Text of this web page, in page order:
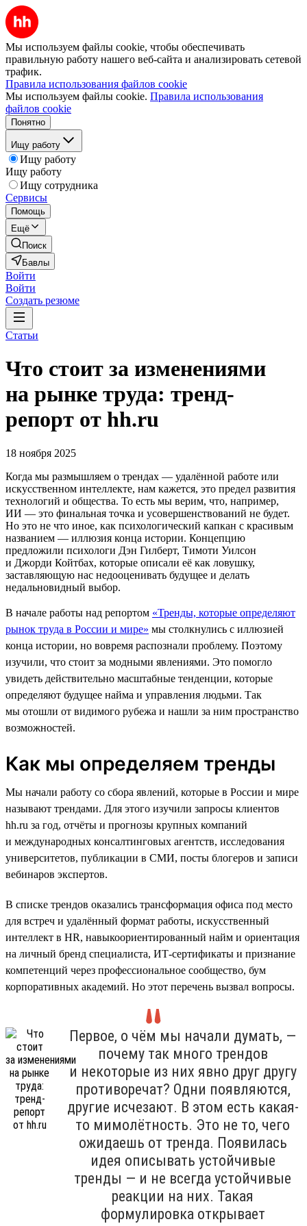
Мы используем файлы cookie, чтобы обеспечивать
правильную работу нашего веб-сайта и анализировать сетевой
трафик.
Правила использования файлов cookie
Мы используем файлы cookie. Правила использования
файлов cookie
Понятно
Ищу работу
Ищу работу
Ищу работу
Ищу сотрудника
Сервисы
Помощь
Ещё
Поиск
Бавлы
Войти
Войти
Создать резюме
Статьи
Что стоит за изменениями
на рынке труда: тренд-
репорт от hh.ru
18 ноября 2025
Когда мы размышляем о трендах — удалённой работе или
искусственном интеллекте, нам кажется, это предел развития
технологий и общества. То есть мы верим, что, например,
ИИ — это финальная точка и усовершенствований не будет.
Но это не что иное, как психологический капкан с красивым
названием — иллюзия конца истории. Концепцию
предложили психологи Дэн Гилберт, Тимоти Уилсон
и Джорди Койтбах, которые описали её как ловушку,
заставляющую нас недооценивать будущее и делать
недальновидный выбор.
В начале работы над репортом «Тренды, которые определяют
рынок труда в России и мире» мы столкнулись с иллюзией
конца истории, но вовремя распознали проблему. Поэтому
изучили, что стоит за модными явлениями. Это помогло
увидеть действительно масштабные тенденции, которые
определяют будущее найма и управления людьми. Так
мы отошли от видимого рубежа и нашли за ним пространство
возможностей.
Как мы определяем тренды
Мы начали работу со сбора явлений, которые в России и мире
называют трендами. Для этого изучили запросы клиентов
hh.ru за год, отчёты и прогнозы крупных компаний
и международных консалтинговых агентств, исследования
университетов, публикации в СМИ, посты блогеров и записи
вебинаров экспертов.
В списке трендов оказались трансформация офиса под место
для встреч и удалённый формат работы, искусственный
интеллект в HR, навыкоориентированный найм и ориентация
на личный бренд специалиста, ИТ-сертификаты и признание
компетенций через профессиональное сообщество, бум
корпоративных академий. Но этот перечень вызвал вопросы.
Первое, о чём мы начали думать, —
почему так много трендов
и некоторые из них явно друг другу
противоречат? Одни появляются,
другие исчезают. В этом есть какая-
то мимолётность. Это не то, чего
ожидаешь от тренда. Появилась
идея описывать устойчивые
тренды — и не всегда устойчивые
реакции на них. Такая
формулировка открывает